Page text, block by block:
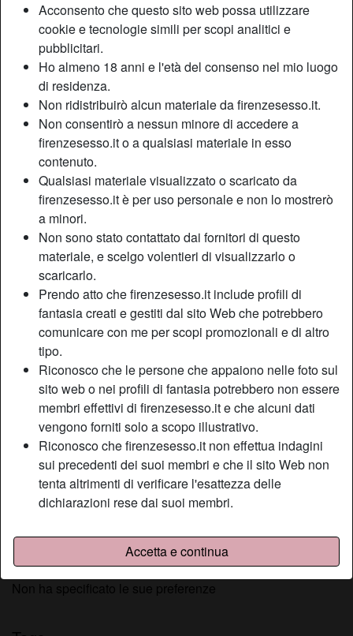
Acconsento che questo sito web possa utilizzare
cookie e tecnologie simili per scopi analitici e
pubblicitari.
Ho almeno 18 anni e l'età del consenso nel mio luogo
di residenza.
Non ridistribuirò alcun materiale da firenzesesso.it.
Non consentirò a nessun minore di accedere a
firenzesesso.it o a qualsiasi materiale in esso
contenuto.
Qualsiasi materiale visualizzato o scaricato da
firenzesesso.it è per uso personale e non lo mostrerò
a minori.
Non sono stato contattato dai fornitori di questo
materiale, e scelgo volentieri di visualizzarlo o
scaricarlo.
Prendo atto che firenzesesso.it include profili di
fantasia creati e gestiti dal sito Web che potrebbero
comunicare con me per scopi promozionali e di altro
tipo.
Riconosco che le persone che appaiono nelle foto sul
sito web o nei profili di fantasia potrebbero non essere
membri effettivi di firenzesesso.it e che alcuni dati
vengono forniti solo a scopo illustrativo.
Riconosco che firenzesesso.it non effettua indagini
sui precedenti dei suoi membri e che il sito Web non
tenta altrimenti di verificare l'esattezza delle
dichiarazioni rese dai suoi membri.
Accetta e continua
Nickname:
Età:
53
Paese:
Italia
Provincia:
Modena
Sesso:
Donna
Sessualità:
Relazione:
Single
Colore dei capelli:
Scuro
Colore degli occhi:
Castani
Depilata:
Fumatrice:
Sì
Descrizione
Vorrei raggiungere orgasmi prolungati e intensi, vorrei
squirtare e spruzzare il mio succo addosso a un’altra
donna, magari la moglie del mio amante occasionale. Mi
rendo conto di avere delle fantasie perverse, ma è proprio
Sta cercando
Non ha specificato le sue preferenze